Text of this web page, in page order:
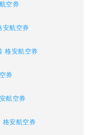
空券
安航空券
格安航空券
券
航空券
格安航空券